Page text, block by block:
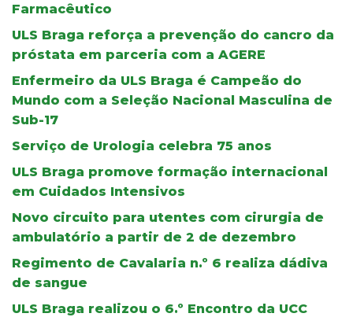
Farmacêutico
ULS Braga reforça a prevenção do cancro da
próstata em parceria com a AGERE
Enfermeiro da ULS Braga é Campeão do
Mundo com a Seleção Nacional Masculina de
Sub-17
Serviço de Urologia celebra 75 anos
ULS Braga promove formação internacional
em Cuidados Intensivos
Novo circuito para utentes com cirurgia de
ambulatório a partir de 2 de dezembro
Regimento de Cavalaria n.º 6 realiza dádiva
de sangue
ULS Braga realizou o 6.º Encontro da UCC